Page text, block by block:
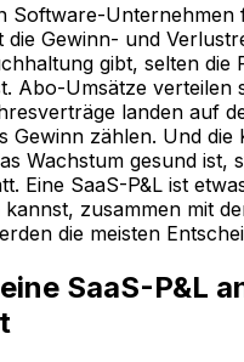
Software-Unternehmen
die Gewinn- und
gibt, selten die
Abo-Umsätze verteilen
landen auf
Gewinn zählen. Und die
Wachstum gesund ist,
Eine SaaS-P&L ist
kannst, zusammen mit
die meisten
SaaS-P&L